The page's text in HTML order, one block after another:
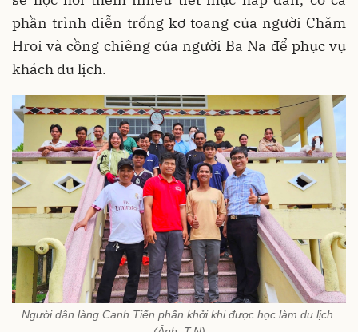
phần trình diễn trống kơ toang của người Chăm
Hroi và cồng chiêng của người Ba Na để phục vụ
khách du lịch.
Người dân làng Canh Tiến phấn khởi khi được học làm du lịch.